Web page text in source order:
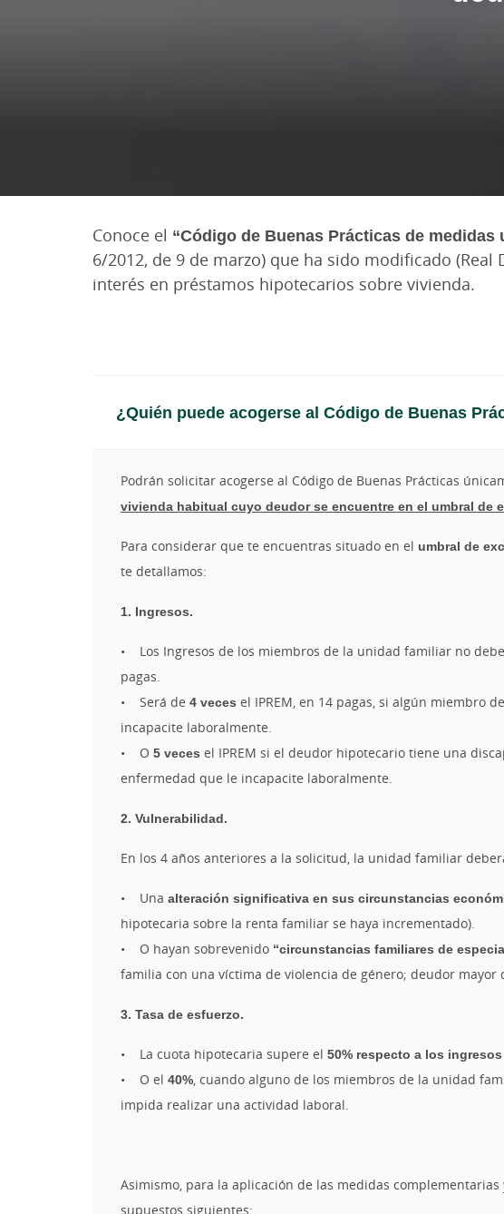
Conoce el “Código de Buenas Prácticas de
6/2012, de 9 de marzo) que ha sido modificado
interés en préstamos hipotecarios sobre vivienda.
¿Quién puede acogerse al Código de Buenas
Podrán solicitar acogerse al Código de Buenas Prácticas
vivienda habitual cuyo deudor se encuentre en el umbral de
Para considerar que te encuentras situado en el umbral de
te detallamos:
1. Ingresos.
• Los Ingresos de los miembros de la unidad familiar no
pagas.
• Será de 4 veces el IPREM, en 14 pagas, si algún miembro
incapacite laboralmente.
• O 5 veces el IPREM si el deudor hipotecario tiene una
enfermedad que le incapacite laboralmente.
2. Vulnerabilidad.
En los 4 años anteriores a la solicitud, la unidad familiar
• Una alteración significativa en sus circunstancias
hipotecaria sobre la renta familiar se haya incrementado).
• O hayan sobrevenido “circunstancias familiares de
familia con una víctima de violencia de género; deudor mayor
3. Tasa de esfuerzo.
• La cuota hipotecaria supere el 50% respecto a los
• O el 40%, cuando alguno de los miembros de la unidad
impida realizar una actividad laboral.
Asimismo, para la aplicación de las medidas
supuestos siguientes: